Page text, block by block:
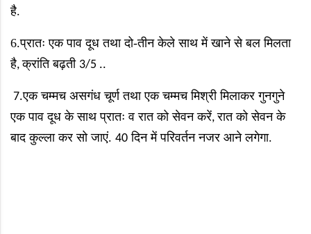
है.
6.प्रातः एक पाव दूध तथा दो-तीन केले साथ में खाने से बल मिलता
है,क्रांति बढ़ती 3/5 ..
7.एक चम्मच असगंध चूर्ण तथा एक चम्मच मिश्री मिलाकर गुनगुने
एक पाव दूध के साथ प्रातः व रात को सेवन करें,रात को सेवन के
बाद कुल्ला कर सो जाएं. 40 दिन में परिवर्तन नजर आने लगेगा.